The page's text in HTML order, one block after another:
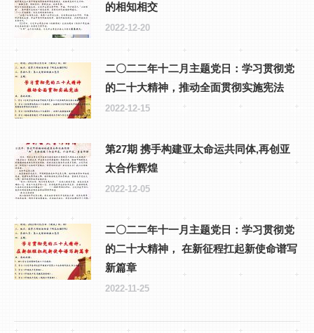
的相知相交
2022-12-20
二〇二二年十二月主题党日：学习贯彻党
的二十大精神，推动全面贯彻实施宪法
2022-12-15
第27期 携手构建亚太命运共同体,再创亚
太合作辉煌
2022-12-05
二〇二二年十一月主题党日：学习贯彻党
的二十大精神， 在新征程扛起新使命谱写
新篇章
2022-11-25